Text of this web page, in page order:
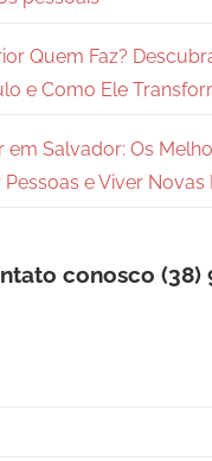
Quem Faz?
e Como Ele
em Salvador: Os
e Viver Novas
conosco (38)